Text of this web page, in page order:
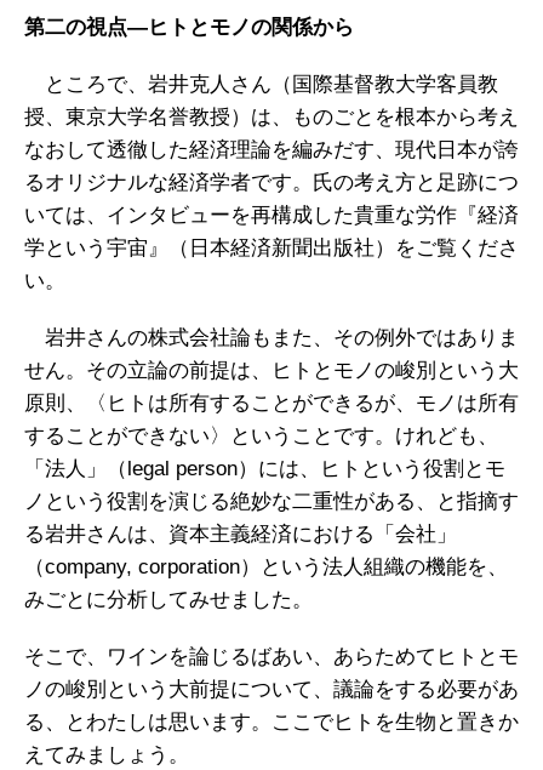
第二の視点―ヒトとモノの関係から
ところで、岩井克人さん（国際基督教大学客員教
授、東京大学名誉教授）は、ものごとを根本から考え
なおして透徹した経済理論を編みだす、現代日本が誇
るオリジナルな経済学者です。氏の考え方と足跡につ
いては、インタビューを再構成した貴重な労作『経済
学という宇宙』（日本経済新聞出版社）をご覧くださ
い。
岩井さんの株式会社論もまた、その例外ではありま
せん。その立論の前提は、ヒトとモノの峻別という大
原則、〈ヒトは所有することができるが、モノは所有
することができない〉ということです。けれども、
「法人」（legal person）には、ヒトという役割とモ
ノという役割を演じる絶妙な二重性がある、と指摘す
る岩井さんは、資本主義経済における「会社」
（company, corporation）という法人組織の機能を、
みごとに分析してみせました。
そこで、ワインを論じるばあい、あらためてヒトとモ
ノの峻別という大前提について、議論をする必要があ
る、とわたしは思います。ここでヒトを生物と置きか
えてみましょう。